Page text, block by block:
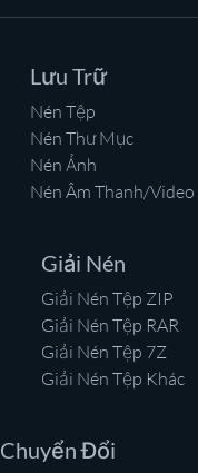
Lưu Trữ
Nén Tệp
Nén Thư Mục
Nén Ảnh
Nén Âm Thanh/Video
Giải Nén
Giải Nén Tệp ZIP
Giải Nén Tệp RAR
Giải Nén Tệp 7Z
Giải Nén Tệp Khác
Chuyển Đổi